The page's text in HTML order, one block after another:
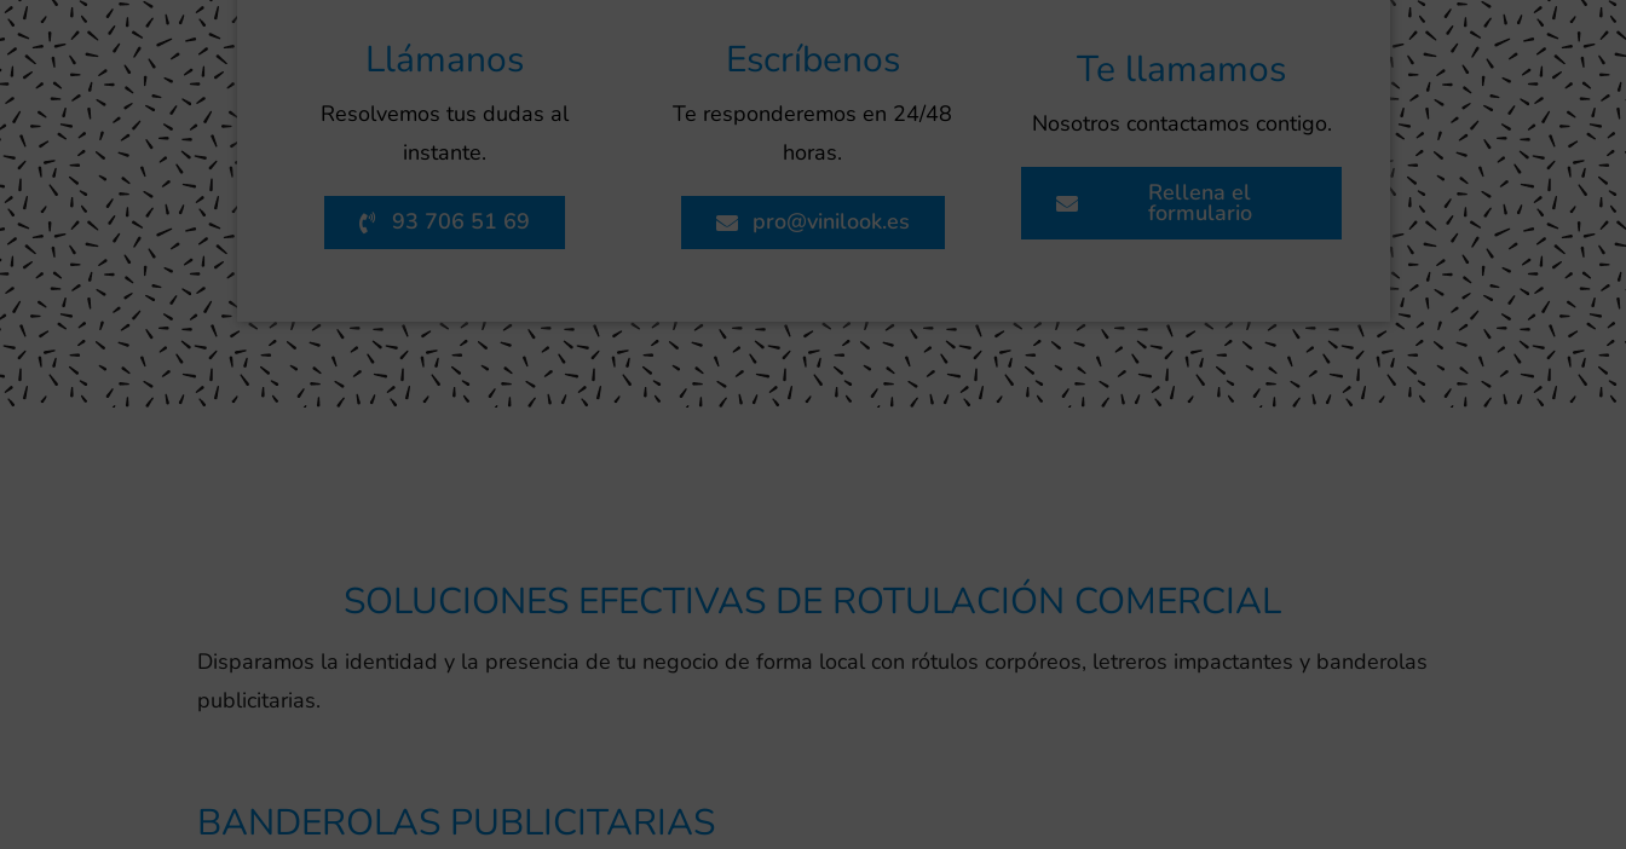
Llámanos
Resolvemos tus dudas al
instante.
93 706 51 69
Escríbenos
Te responderemos en 24/48
horas.
pro@vinilook.es
Te llamamos
Nosotros contactamos contigo.
Rellena el
formulario
SOLUCIONES EFECTIVAS DE ROTULACIÓN COMERCIAL
Disparamos la identidad y la presencia de tu negocio de forma local con rótulos corpóreos, letreros impactantes y banderolas
publicitarias.
BANDEROLAS PUBLICITARIAS